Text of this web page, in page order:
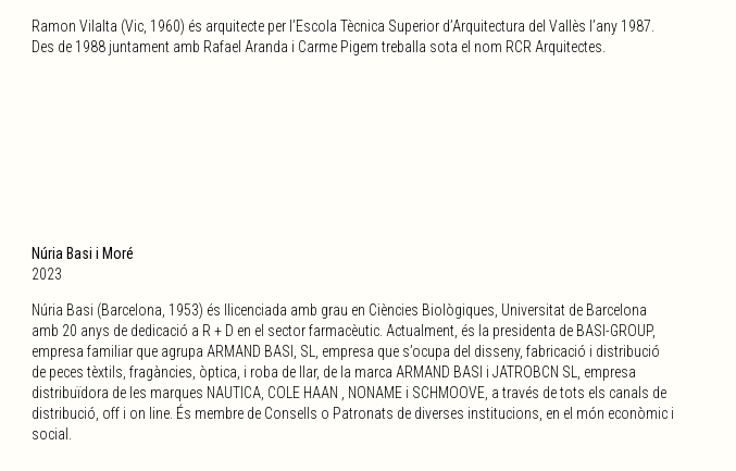
Ramon Vilalta (Vic, 1960) és arquitecte per l’Escola Tècnica Superior d’Arquitectura del Vallès l’any 1987.
Des de 1988 juntament amb Rafael Aranda i Carme Pigem treballa sota el nom RCR Arquitectes.
Núria Basi i Moré
2023
Núria Basi (Barcelona, 1953) és llicenciada amb grau en Ciències Biològiques, Universitat de Barcelona
amb 20 anys de dedicació a R + D en el sector farmacèutic. Actualment, és la presidenta de BASI-GROUP,
empresa familiar que agrupa ARMAND BASI, SL, empresa que s’ocupa del disseny, fabricació i distribució
de peces tèxtils, fragàncies, òptica, i roba de llar, de la marca ARMAND BASI i JATROBCN SL, empresa
distribuïdora de les marques NAUTICA, COLE HAAN , NONAME i SCHMOOVE, a través de tots els canals de
distribució, off i on line. És membre de Consells o Patronats de diverses institucions, en el món econòmic i
social.